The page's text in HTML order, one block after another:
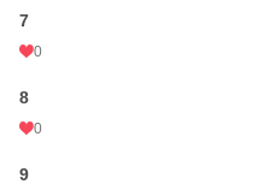
7
0
8
0
9